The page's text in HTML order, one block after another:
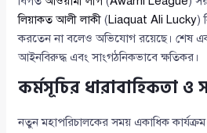
লিয়াকত আলী লাকী (Liaquat Ali Lucky)
করতেন না বলেও অভিযোগ রয়েছে। শেষ
আইনবিরুদ্ধ এবং সাংগঠনিকভাবে ক্ষতিকর।
কর্মসূচির ধারাবাহিকতা ও
নতুন মহাপরিচালকের সময় একাধিক